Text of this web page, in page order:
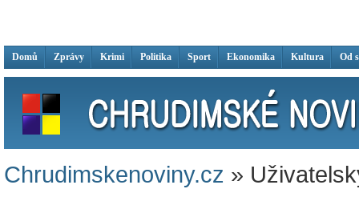
Domů Zprávy Krimi Politika Sport Ekonomika Kultura Od
Chrudimskenoviny.cz »